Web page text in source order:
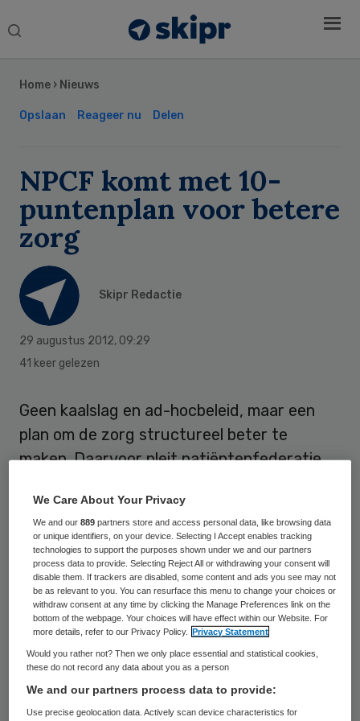
Search
Home › Nieuws
Opslaan Reageer nu Delen
NPCF komt met 10-
puntenplan voor betere
zorg
Skipr Redactie
29 augustus 2012, 09:29
41 keer gelezen
Geen kaalslag en ad-hocbeleid, maar een
plan om de zorg structureel beter te
maken. Daarvoor pleit patiëntenfederatie
puntenpamflet’. Hiermee wordt een oproep
gedaan aan politici om de zorg structureel
te verbeteren. “Terwijl die onvermijdelijk zijn
om goede, betaalbare zorg te garanderen
die toegankelijk is voor iedereen.’’
In het pamflet wordt onder meer
opgeroepen om zorgverleners op basis van
behaalde gezondheidswinst te belonen. Ook
moet er meersamenwerking komen tussen
Sidebar
We Care About Your Privacy
We and our889 partners store and access personal data, like browsing data
or unique identifiers, on your device. Selecting I Accept enables tracking
technologies to support the purposes shown under we and our partners
process data to provide. Selecting Reject All or withdrawing your consent will
disable them. If trackers are disabled, some content and ads you see may not
be as relevant to you. You can resurface this menu to change your choices or
withdraw consent at any time by clicking the Manage Preferences link on the
bottom of the webpage. Your choices will have effect within our Website. For
more details, refer to our Privacy Policy.
Privacy Statement
Would you rather not? Then we only place essential and statistical cookies,
these do not record any data about you as a person
We and our partners process data to provide:
Use precise geolocation data. Actively scan device characteristics for